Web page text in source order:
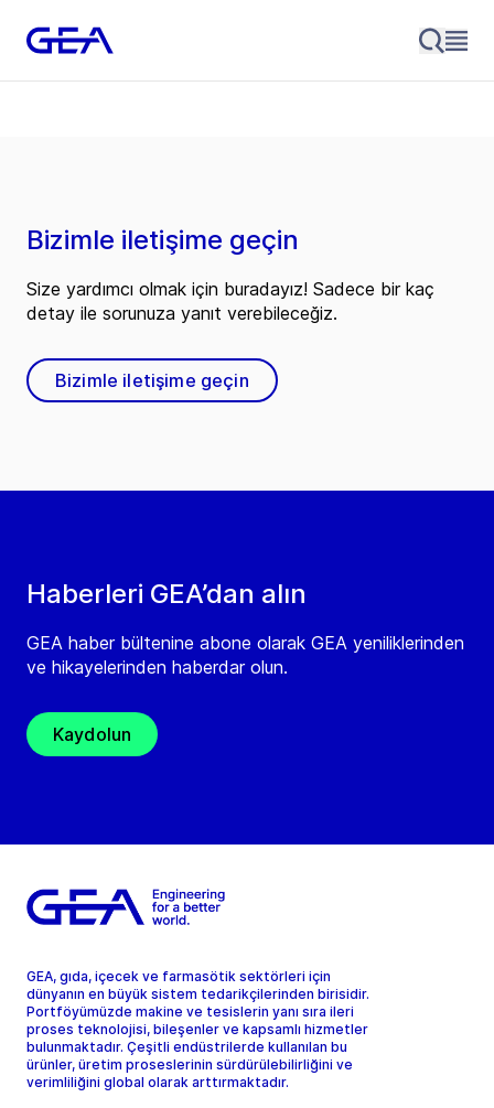
Haberleri GEA’dan alın
GEA haber bültenine abone olarak GEA yeniliklerinden
ve hikayelerinden haberdar olun.
Kaydolun
Bizimle iletişime geçin
Size yardımcı olmak için buradayız! Sadece bir kaç
detay ile sorunuza yanıt verebileceğiz.
Bizimle iletişime geçin
GEA, gıda, içecek ve farmasötik sektörleri için
dünyanın en büyük sistem tedarikçilerinden birisidir.
Portföyümüzde makine ve tesislerin yanı sıra ileri
proses teknolojisi, bileşenler ve kapsamlı hizmetler
bulunmaktadır. Çeşitli endüstrilerde kullanılan bu
ürünler, üretim proseslerinin sürdürülebilirliğini ve
verimliliğini global olarak arttırmaktadır.